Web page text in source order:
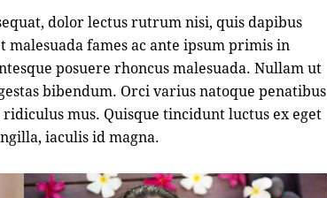
dolor lectus rutrum nisi, quis dapibus
fames ac ante ipsum primis in
posuere rhoncus malesuada. Nullam ut
bibendum. Orci varius natoque penatibus
mus. Quisque tincidunt luctus ex eget
iaculis id magna.